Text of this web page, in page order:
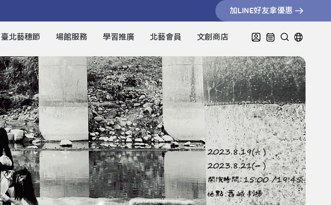
加LINE好友拿優惠
臺北藝穗節 場館服務 學習推廣 北藝會員 文創商店